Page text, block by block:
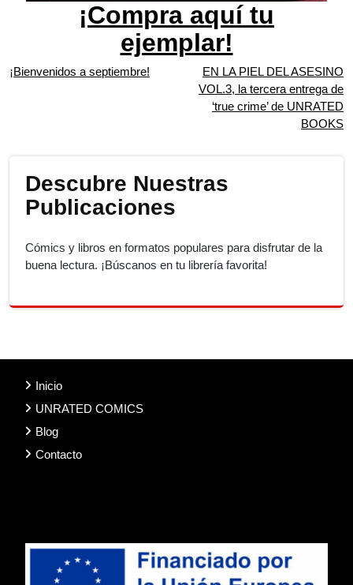
¡Compra aquí tu
ejemplar!
Navegación
¡Bienvenidos a septiembre!
EN LA PIEL DEL ASESINO
VOL.3, la tercera entrega de
‘true crime’ de UNRATED
BOOKS
Descubre Nuestras
Publicaciones
Cómics y libros en formatos populares para disfrutar de la
buena lectura. ¡Búscanos en tu librería favorita!
Inicio
UNRATED COMICS
Blog
Contacto